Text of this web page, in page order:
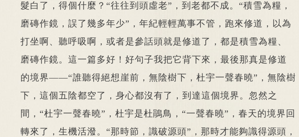
髮白了，得個什麼？“往往到頭虛老”，到老都不成。“積雪為糧，
磨磚作鏡，誤了幾多年少”，年紀輕輕萬事不管，跑來修道，以為
打坐啊、聽呼吸啊，或者是參話頭就是修道了，都是積雪為糧、
磨磚作鏡。這一篇多好！好句子我把它背下來，最後那真是修道
的境界——“誰聽得絕想崖前，無陰樹下，杜宇一聲春曉”，無陰樹
下，這個五陰都空了，身心都沒有了，到達這個境界。忽然之
間，“杜宇一聲春曉”，杜宇是杜鵑鳥，“一聲春曉”，春天的境界回
轉來了，生機活潑。“那時節，識破源頭”，那時才能夠識得源頭，